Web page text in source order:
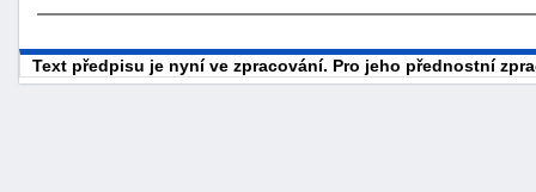
Text předpisu je nyní ve zpracování. Pro jeho přednostní